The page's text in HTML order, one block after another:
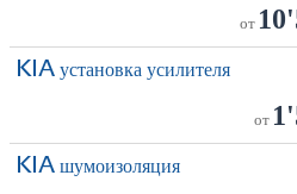
от
KIA установка усилителя
от
KIA шумоизоляция